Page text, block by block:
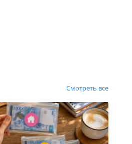
Смотреть все